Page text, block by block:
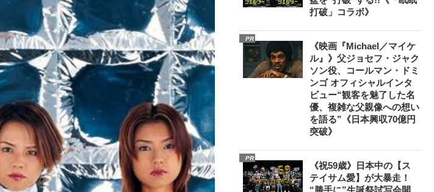
打破」コラボ》
PR
《映画『Michael／マイケ
ル』》父ジョセフ・ジャク
ソン役、コールマン・ドミ
ンゴ オフィシャルインタ
ビュー“観客を魅了した名
優、複雑な父親像への想い
を語る”《日本興収70億円
突破》
PR
《祝59歳》日本中の【ス
テイサム愛】が大暴走！